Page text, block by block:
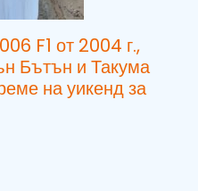
F1 от 2004 г.,
Бътън и Такума
на уикенд за